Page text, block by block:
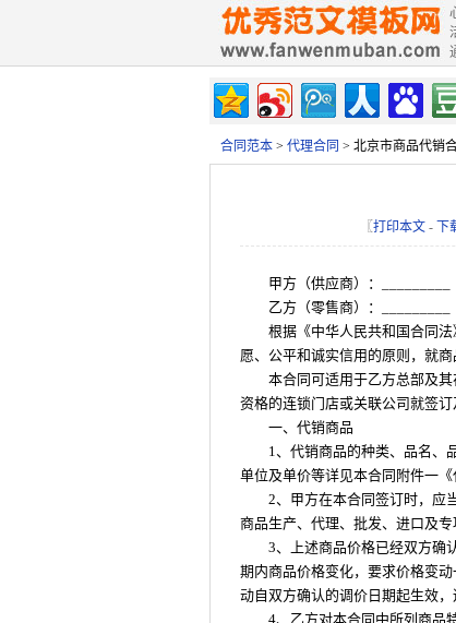
合同范本 > 代理合同 > 北京市商品代销
〖打印本文 -
甲方（供应商）：_________
乙方（零售商）：_________
根据《中华人民共和国合同
愿、公平和诚实信用的原则，就
本合同可适用于乙方总部及
资格的连锁门店或关联公司就签
一、代销商品
1、代销商品的种类、品名、
单位及单价等详见本合同附件一《
2、甲方在本合同签订时，应
商品生产、代理、批发、进口及专
3、上述商品价格已经双方确
期内商品价格变化，要求价格变
动自双方确认的调价日期起生效，
4、乙方对本合同中所列商品